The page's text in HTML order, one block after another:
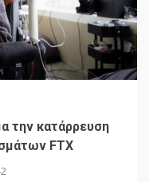
την κατάρρευση
FTX